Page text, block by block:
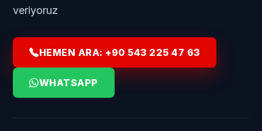
veriyoruz
HEMEN ARA: +90 543 225 47 63
WHATSAPP